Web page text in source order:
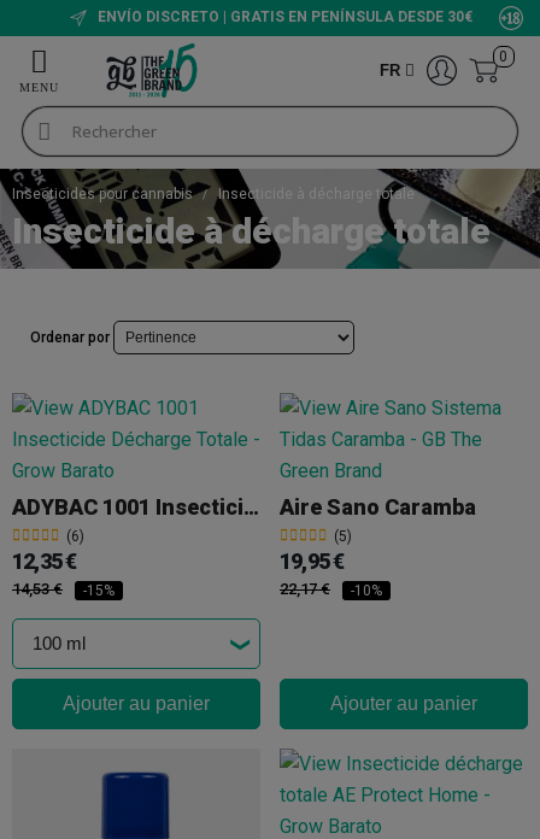
ENVÍO DISCRETO | GRATIS EN PENÍNSULA DESDE 30€
FR
0
Insecticides pour cannabis Insecticide à décharge totale
Insecticide à décharge totale
Ordenar por
ADYBAC 1001 Insecticide Décharge Totale
(6)
12,35 €
14,53 € -15%
Ajouter au panier
Aire Sano Caramba
(5)
19,95 €
22,17 € -10%
Ajouter au panier